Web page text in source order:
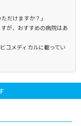
だけますか？」
が、おすすめの病院はあ
コメディカルに載ってい